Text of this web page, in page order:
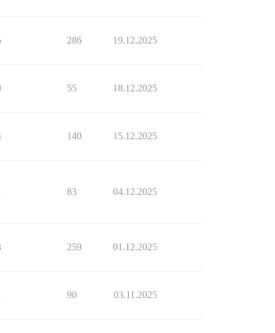
286 19.12.2025
55 18.12.2025
140 15.12.2025
83 04.12.2025
259 01.12.2025
90 03.11.2025